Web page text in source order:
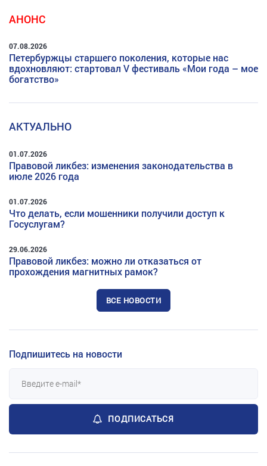
АНОНС
07.08.2026
Петербуржцы старшего поколения, которые нас
вдохновляют: стартовал V фестиваль «Мои года – мое
богатство»
АКТУАЛЬНО
01.07.2026
Правовой ликбез: изменения законодательства в
июле 2026 года
01.07.2026
Что делать, если мошенники получили доступ к
Госуслугам?
29.06.2026
Правовой ликбез: можно ли отказаться от
прохождения магнитных рамок?
ВСЕ НОВОСТИ
Подпишитесь на новости
ПОДПИСАТЬСЯ